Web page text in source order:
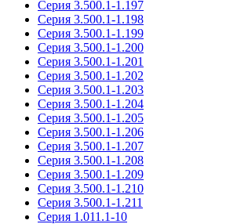
Серия 3.500.1-1.197
Серия 3.500.1-1.198
Серия 3.500.1-1.199
Серия 3.500.1-1.200
Серия 3.500.1-1.201
Серия 3.500.1-1.202
Серия 3.500.1-1.203
Серия 3.500.1-1.204
Серия 3.500.1-1.205
Серия 3.500.1-1.206
Серия 3.500.1-1.207
Серия 3.500.1-1.208
Серия 3.500.1-1.209
Серия 3.500.1-1.210
Серия 3.500.1-1.211
Серия 1.011.1-10